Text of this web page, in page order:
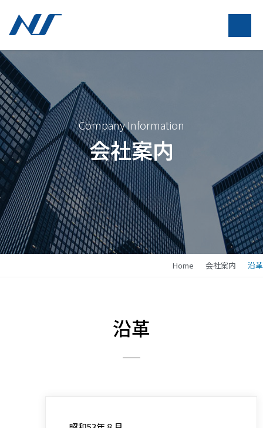
Company Information
会社案内
Home 会社案内 沿革
沿革